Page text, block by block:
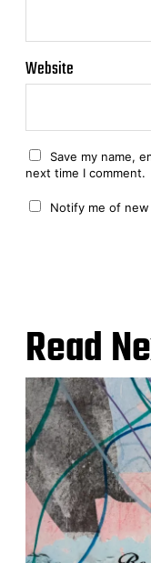
Website
Save my name,
next time I comment.
Notify me of
Read